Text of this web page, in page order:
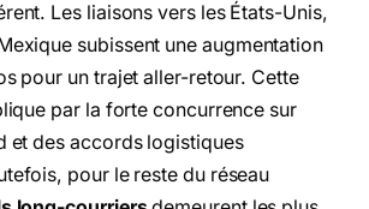
Les liaisons vers les États-Unis,
subissent une augmentation
pour un trajet aller-retour. Cette
par la forte concurrence sur
et des accords logistiques
pour le reste du réseau